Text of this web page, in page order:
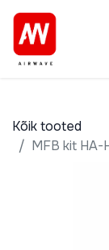
Kõik tooted
MFB kit